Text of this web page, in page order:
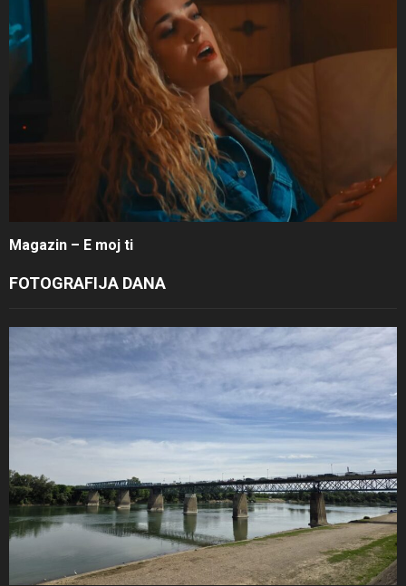
Magazin – E moj ti
FOTOGRAFIJA DANA